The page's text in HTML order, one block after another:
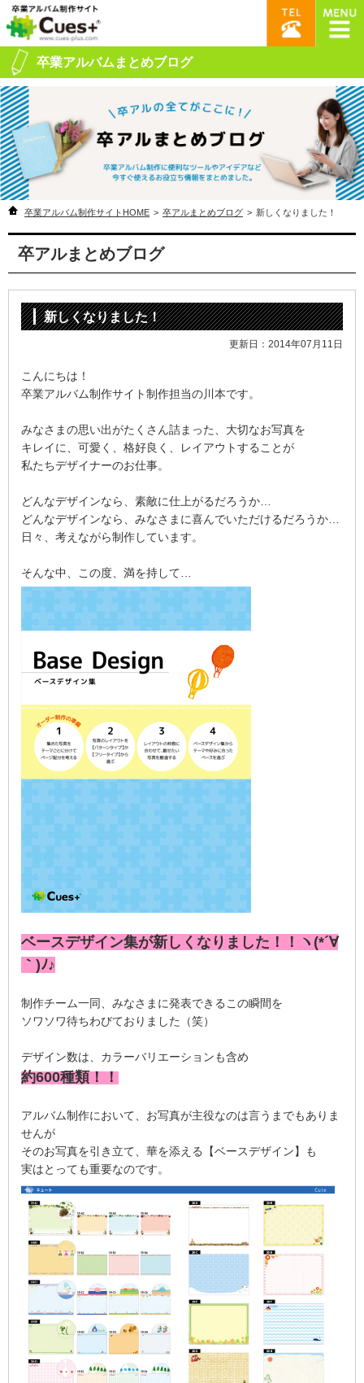
卒業アルバムまとめブログ
卒業アルバム制作サイトHOME > 卒アルまとめブログ > 新しくなりました！
卒アルまとめブログ
新しくなりました！
更新日：2014年07月11日
こんにちは！
卒業アルバム制作サイト制作担当の川本です。
みなさまの思い出がたくさん詰まった、大切なお写真を
キレイに、可愛く、格好良く、レイアウトすることが
私たちデザイナーのお仕事。
どんなデザインなら、素敵に仕上がるだろうか…
どんなデザインなら、みなさまに喜んでいただけるだろうか…
日々、考えながら制作しています。
そんな中、この度、満を持して…
ベースデザイン集が新しくなりました！！ヽ(*´∀
｀)ﾉ♪
制作チーム一同、みなさまに発表できるこの瞬間を
ソワソワ待ちわびておりました（笑）
デザイン数は、カラーバリエーションも含め
約600種類！！
アルバム制作において、お写真が主役なのは言うまでもありま
せんが
そのお写真を引き立て、華を添える【ベースデザイン】も
実はとっても重要なのです。